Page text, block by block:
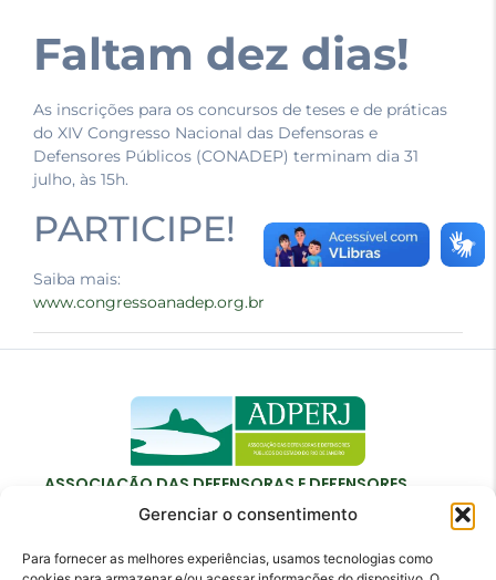
Gerenciar o consentimento
Para fornecer as melhores experiências, usamos tecnologias como
Faltam dez dias!
As inscrições para os concursos de teses e de práticas
do XIV Congresso Nacional das Defensoras e
Defensores Públicos (CONADEP) terminam dia 31
julho, às 15h.
PARTICIPE!
Saiba mais:
www.congressoanadep.org.br
ASSOCIAÇÃO DAS DEFENSORAS E DEFENSORES
PÚBLICOS DO ESTADO DO RIO DE JANEIRO